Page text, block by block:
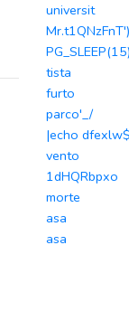
universit
tista
furto
parco'_/
|echo
vento
1dHQRbpxo
morte
asa
asa